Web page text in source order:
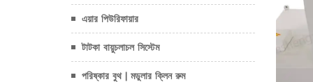
এয়ার পিউরিফায়ার
টাটকা বায়ুচলাচল সিস্টেম
পরিষ্কার বুথ | মডুলার ক্লিন রুম